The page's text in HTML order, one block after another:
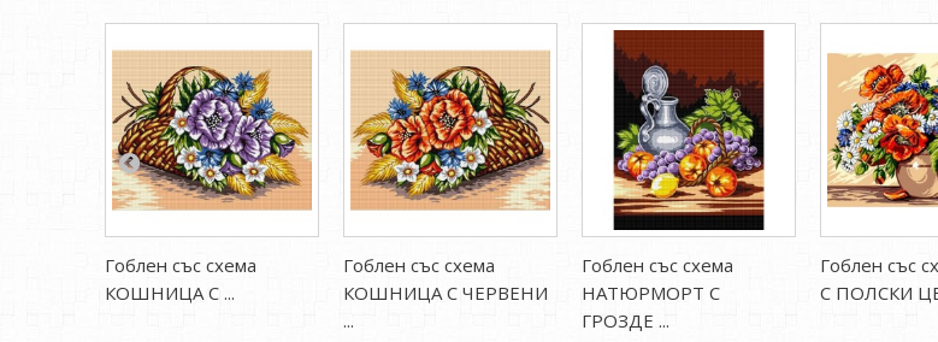
Гоблен със схема
КОШНИЦА С ...
Гоблен със схема
КОШНИЦА С ЧЕРВЕНИ
...
Гоблен със схема
НАТЮРМОРТ С
ГРОЗДЕ ...
Гоблен със
С ПОЛСКИ